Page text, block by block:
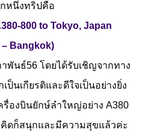
หนึ่งทริปคือ
800 to Tokyo, Japan
Bangkok)
นธ์56 โดยได้รับเชิญจากทาง
เป็นเกียรติและดีใจเป็นอย่างยิ่ง
รื่องบินยักษ์ลำใหญ่อย่าง A380
ดก็สนุกและมีความสุขแล้วค่ะ